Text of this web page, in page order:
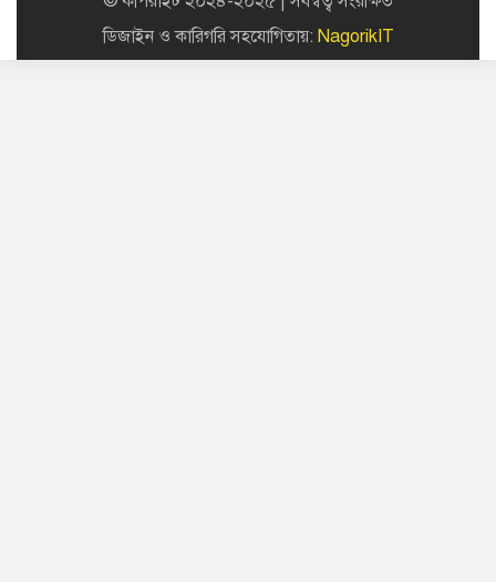
ডিজাইন ও কারিগরি সহযোগিতায়: NagorikIT